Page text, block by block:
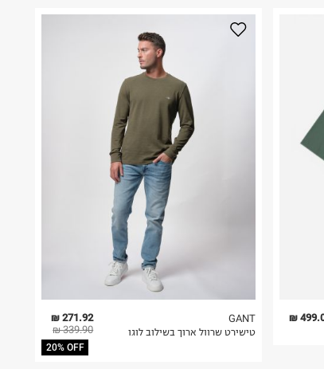
271.92 ₪
339.90 ₪
20% OFF
GANT
טישירט שרוול ארוך בשילוב לוגו